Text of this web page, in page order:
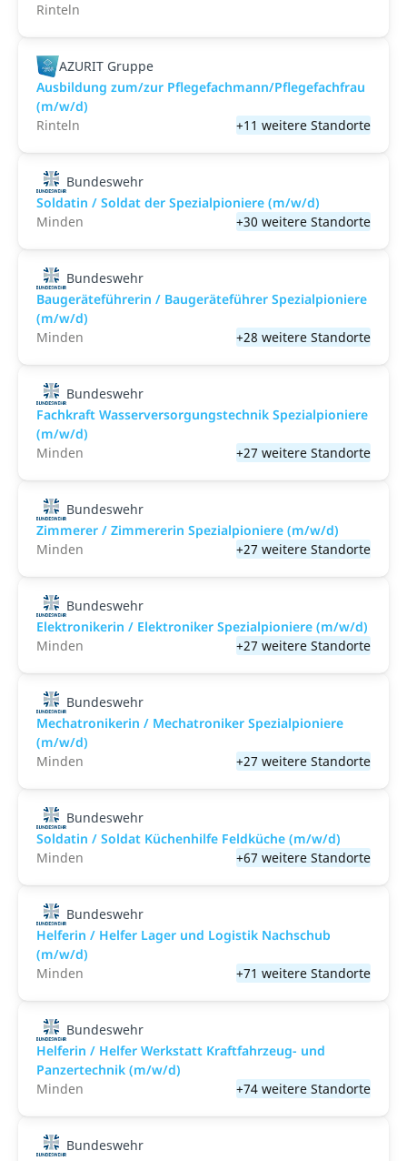
Rinteln
AZURIT Gruppe
Ausbildung zum/zur Pflegefachmann/Pflegefachfrau
(m/w/d)
Rinteln
+11 weitere Standorte
Bundeswehr
Soldatin / Soldat der Spezialpioniere (m/w/d)
Minden
+30 weitere Standorte
Bundeswehr
Baugeräteführerin / Baugeräteführer Spezialpioniere
(m/w/d)
Minden
+28 weitere Standorte
Bundeswehr
Fachkraft Wasserversorgungstechnik Spezialpioniere
(m/w/d)
Minden
+27 weitere Standorte
Bundeswehr
Zimmerer / Zimmererin Spezialpioniere (m/w/d)
Minden
+27 weitere Standorte
Bundeswehr
Elektronikerin / Elektroniker Spezialpioniere (m/w/d)
Minden
+27 weitere Standorte
Bundeswehr
Mechatronikerin / Mechatroniker Spezialpioniere
(m/w/d)
Minden
+27 weitere Standorte
Bundeswehr
Soldatin / Soldat Küchenhilfe Feldküche (m/w/d)
Minden
+67 weitere Standorte
Bundeswehr
Helferin / Helfer Lager und Logistik Nachschub
(m/w/d)
Minden
+71 weitere Standorte
Bundeswehr
Helferin / Helfer Werkstatt Kraftfahrzeug- und
Panzertechnik (m/w/d)
Minden
+74 weitere Standorte
Bundeswehr